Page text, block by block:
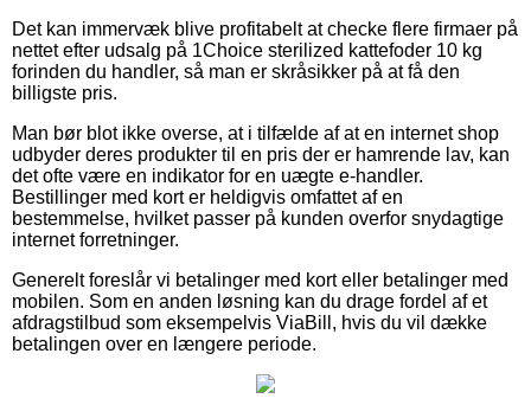
Det kan immervæk blive profitabelt at checke flere firmaer på
nettet efter udsalg på 1Choice sterilized kattefoder 10 kg
forinden du handler, så man er skråsikker på at få den
billigste pris.
Man bør blot ikke overse, at i tilfælde af at en internet shop
udbyder deres produkter til en pris der er hamrende lav, kan
det ofte være en indikator for en uægte e-handler.
Bestillinger med kort er heldigvis omfattet af en
bestemmelse, hvilket passer på kunden overfor snydagtige
internet forretninger.
Generelt foreslår vi betalinger med kort eller betalinger med
mobilen. Som en anden løsning kan du drage fordel af et
afdragstilbud som eksempelvis ViaBill, hvis du vil dække
betalingen over en længere periode.